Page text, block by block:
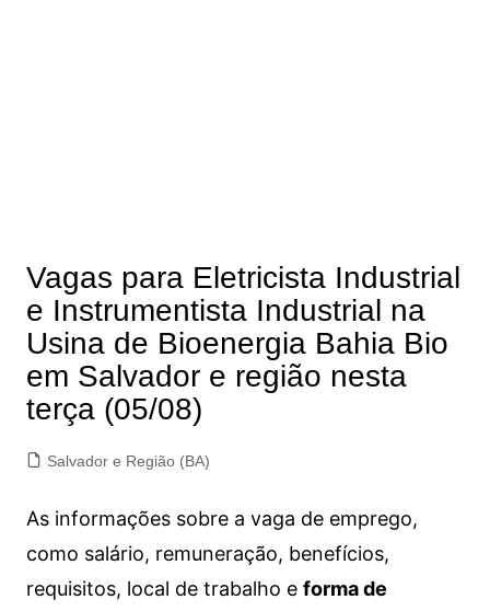
Vagas para Eletricista Industrial
e Instrumentista Industrial na
Usina de Bioenergia Bahia Bio
em Salvador e região nesta
terça (05/08)
Salvador e Região (BA)
As informações sobre a vaga de emprego,
como salário, remuneração, benefícios,
requisitos, local de trabalho e forma de